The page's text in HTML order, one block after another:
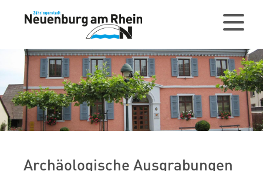
Archäologische Ausgrabungen